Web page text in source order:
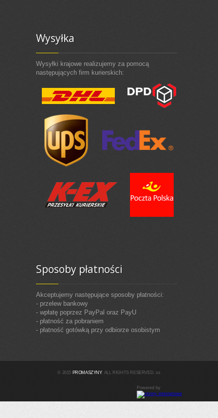
Wysyłka
Wysyłki krajowe realizujemy za pomocą
następujących firm kurierskich:
Sposoby płatności
Akceptujemy następujące sposoby płatności:
- przelew bankowy
- wpłatę poprzez PayPal oraz PayU
- płatność za pobraniem
- płatność gotówką przy odbiorze osobistym
© 2015 PROMASZYNY. ALL RIGHTS RESERVED. ss
Powered by